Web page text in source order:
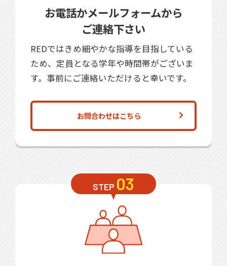
お電話かメールフォームから
ご連絡下さい
REDではきめ細やかな指導を目指している
ため、定員となる学年や時間帯がございま
す。事前にご連絡いただけると幸いです。
お問合わせはこちら
STEP 03